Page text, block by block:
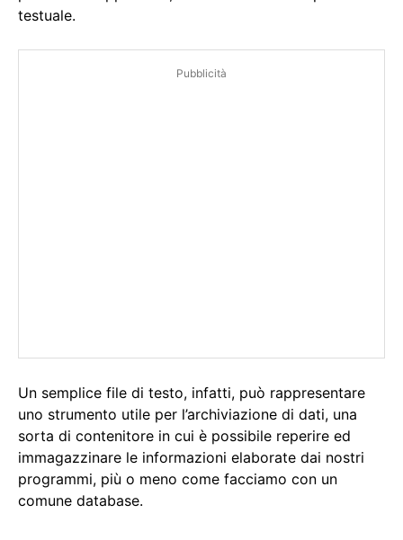
testuale.
Pubblicità
Un semplice file di testo, infatti, può rappresentare
uno strumento utile per l’archiviazione di dati, una
sorta di contenitore in cui è possibile reperire ed
immagazzinare le informazioni elaborate dai nostri
programmi, più o meno come facciamo con un
comune database.